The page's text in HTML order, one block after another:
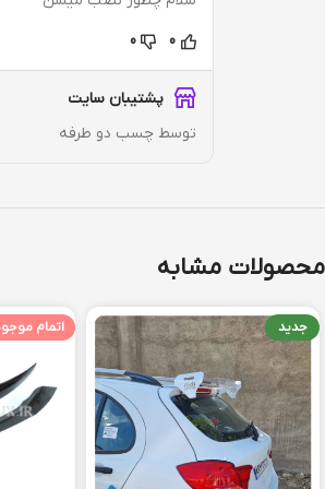
0
0
پشتیبان سایت
توسط چسب دو طرفه
محصولات مشابه
جدید اتمام